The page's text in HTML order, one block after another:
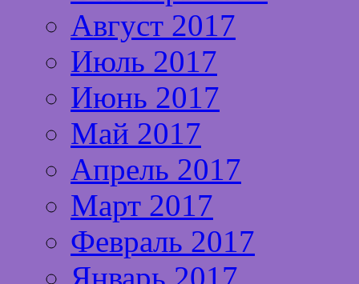
Август 2017
Июль 2017
Июнь 2017
Май 2017
Апрель 2017
Март 2017
Февраль 2017